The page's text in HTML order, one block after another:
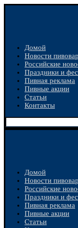
Домой
Новости
Российские
Праздники и
Пивная реклама
Пивные акции
Статьи
Контакты
Домой
Новости
Российские
Праздники и
Пивная реклама
Пивные акции
Статьи